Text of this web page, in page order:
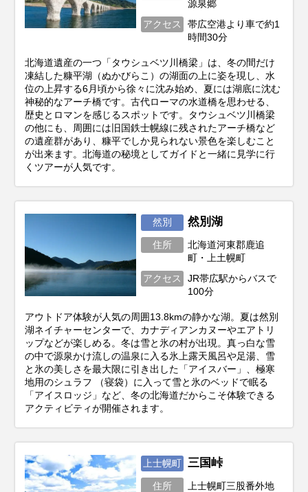
源泉郷
アクセス
帯広空港より車で約1
時間30分
北海道遺産の一つ「タウシュベツ川橋梁」は、冬の間だけ
凍結した糠平湖（ぬかびらこ）の湖面の上に姿を現し、水
位の上昇する6月頃から徐々に沈み始め、夏には湖底に沈む
神秘的なアーチ橋です。古代ローマの水道橋を思わせる、
歴史とロマンを感じるスポットです。タウシュベツ川橋梁
の他にも、周囲には旧国鉄士幌線に残されたアーチ橋など
の遺産群があり、糠平でしか見られない景色を楽しむこと
が出来ます。北海道の秘境としてガイドと一緒に見学に行
くツアーが人気です。
然別 然別湖
住所
北海道河東郡鹿追
町・上土幌町
アクセス
JR帯広駅からバスで
100分
アウトドア体験が人気の周囲13.8kmの静かな湖。夏は然別
湖ネイチャーセンターで、カナディアンカヌーやエアトリ
ップなどが楽しめる。冬は雪と氷の村が出現。真っ白な雪
の中で源泉かけ流しの温泉に入る氷上露天風呂や足湯、雪
と氷の美しさを最大限に引き出した「アイスバー」、極寒
地用のシュラフ （寝袋）に入って雪と氷のベッドで眠る
「アイスロッジ」など、冬の北海道だからこそ体験できる
アクティビティが開催されます。
上士幌町 三国峠
住所 上士幌町三股番外地